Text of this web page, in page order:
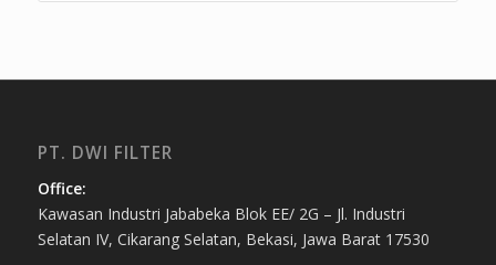
PT. DWI FILTER
Office:
Kawasan Industri Jababeka Blok EE/ 2G – Jl. Industri
Selatan IV, Cikarang Selatan, Bekasi, Jawa Barat 17530